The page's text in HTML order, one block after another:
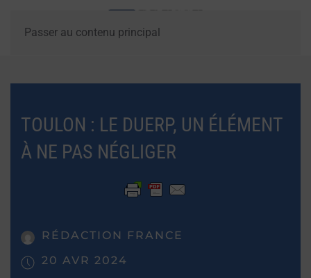
Passer au contenu principal
TOULON : LE DUERP, UN ÉLÉMENT
À NE PAS NÉGLIGER
RÉDACTION FRANCE
20 AVR 2024